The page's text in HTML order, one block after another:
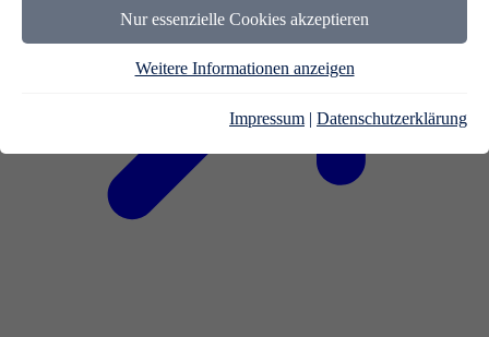
Nur essenzielle Cookies akzeptieren
Weitere Informationen anzeigen
Impressum | Datenschutzerklärung